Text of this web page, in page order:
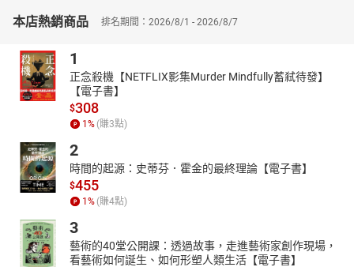
本店熱銷商品 排名期間：2026/8/1 - 2026/8/7
1
正念殺機【NETFLIX影集Murder Mindfully蓄弒待發】
【電子書】
$308
1% (賺3點)
2
時間的起源：史蒂芬．霍金的最終理論【電子書】
$455
1% (賺4點)
3
藝術的40堂公開課：透過故事，走進藝術家創作現場，
看藝術如何誕生、如何形塑人類生活【電子書】